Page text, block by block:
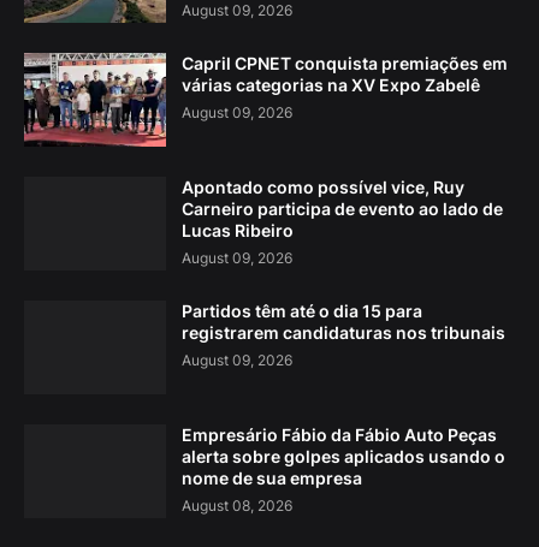
August 09, 2026
Capril CPNET conquista premiações em
várias categorias na XV Expo Zabelê
August 09, 2026
Apontado como possível vice, Ruy
Carneiro participa de evento ao lado de
Lucas Ribeiro
August 09, 2026
Partidos têm até o dia 15 para
registrarem candidaturas nos tribunais
August 09, 2026
Empresário Fábio da Fábio Auto Peças
alerta sobre golpes aplicados usando o
nome de sua empresa
August 08, 2026